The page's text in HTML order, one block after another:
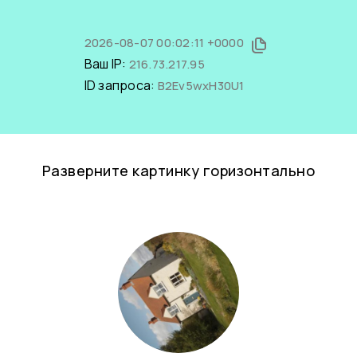
2026-08-07 00:02:11 +0000
Ваш IP: 216.73.217.95
ID запроса: B2Ev5wxH30U1
Разверните картинку горизонтально